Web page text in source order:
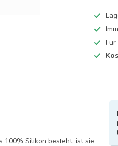
100% Silikon besteht, ist sie